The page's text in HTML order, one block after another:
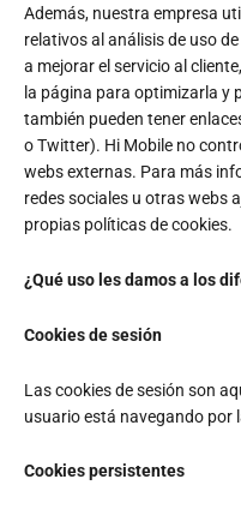
Además, nuestra empresa
relativos al análisis de uso
a mejorar el servicio al
la página para optimizarla y
también pueden tener
o Twitter). Hi Mobile no
webs externas. Para más
redes sociales u otras webs
propias políticas de cookies.
¿Qué uso les damos a los
Cookies de sesión
Las cookies de sesión son
usuario está navegando por
Cookies persistentes